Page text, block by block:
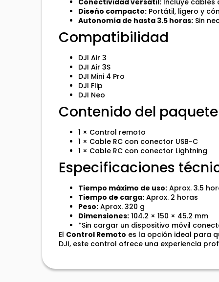
Diseño compacto: Portátil, ligero y
Autonomía de hasta 3.5 horas: Sin
Compatibilidad
DJI Air 3
DJI Air 3S
DJI Mini 4 Pro
DJI Flip
DJI Neo
Contenido del paquete
1 × Control remoto
1 × Cable RC con conector USB-C
1 × Cable RC con conector Lightning
Especificaciones
Tiempo máximo de uso: Aprox. 3.5
Tiempo de carga: Aprox. 2 horas
Peso: Aprox. 320 g
Dimensiones: 104.2 × 150 × 45.2 mm
*Sin cargar un dispositivo móvil
El Control Remoto es la opción ideal para
DJI, este control ofrece una experiencia